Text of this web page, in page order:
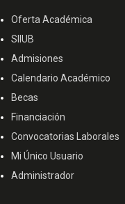
Oferta Académica
SIIUB
Admisiones
Calendario Académico
Becas
Financiación
Convocatorias Laborales
Mi Único Usuario
Administrador